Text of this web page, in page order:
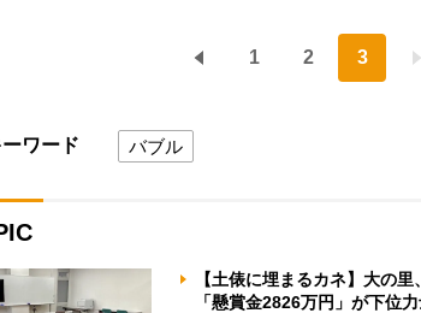
1 2 3
ワード バブル
【土俵に埋まるカネ】大の
「懸賞金2826万円」が下位